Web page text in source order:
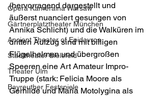
Opera Kameralna Warsaw
Gärtnerplatztheater München
Ancient Theater of Epidavros
Stadttheater Bielefeld
Theater Ulm
Bayreuther Festspiele
(hervorragend dargestellt und
äußerst nuanciert gesungen von
Annika Schlicht) und die Walküren im
dritten Aufzug sind mit billigen
Flügelhelmen und übergroßen
Speeren eine Art Amateur Impro-
Truppe (stark: Felicia Moore als
Gerhilde und Maria Motolygina als